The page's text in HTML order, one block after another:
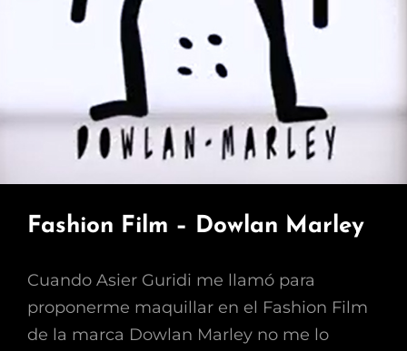
Fashion Film – Dowlan Marley
Cuando Asier Guridi me llamó para
proponerme maquillar en el Fashion Film
de la marca Dowlan Marley no me lo